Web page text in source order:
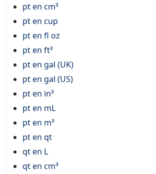
pt en cm³
pt en cup
pt en fl oz
pt en ft³
pt en gal (UK)
pt en gal (US)
pt en in³
pt en mL
pt en m³
pt en qt
qt en L
qt en cm³